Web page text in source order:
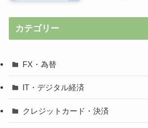
カテゴリー
FX・為替
IT・デジタル経済
クレジットカード・決済